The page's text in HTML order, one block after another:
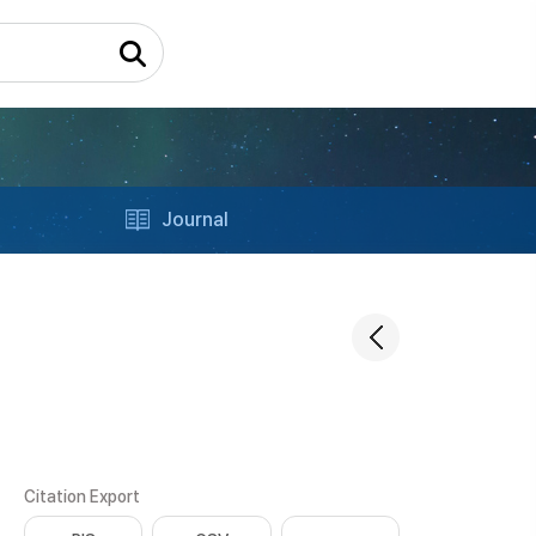
Journal
Citation Export